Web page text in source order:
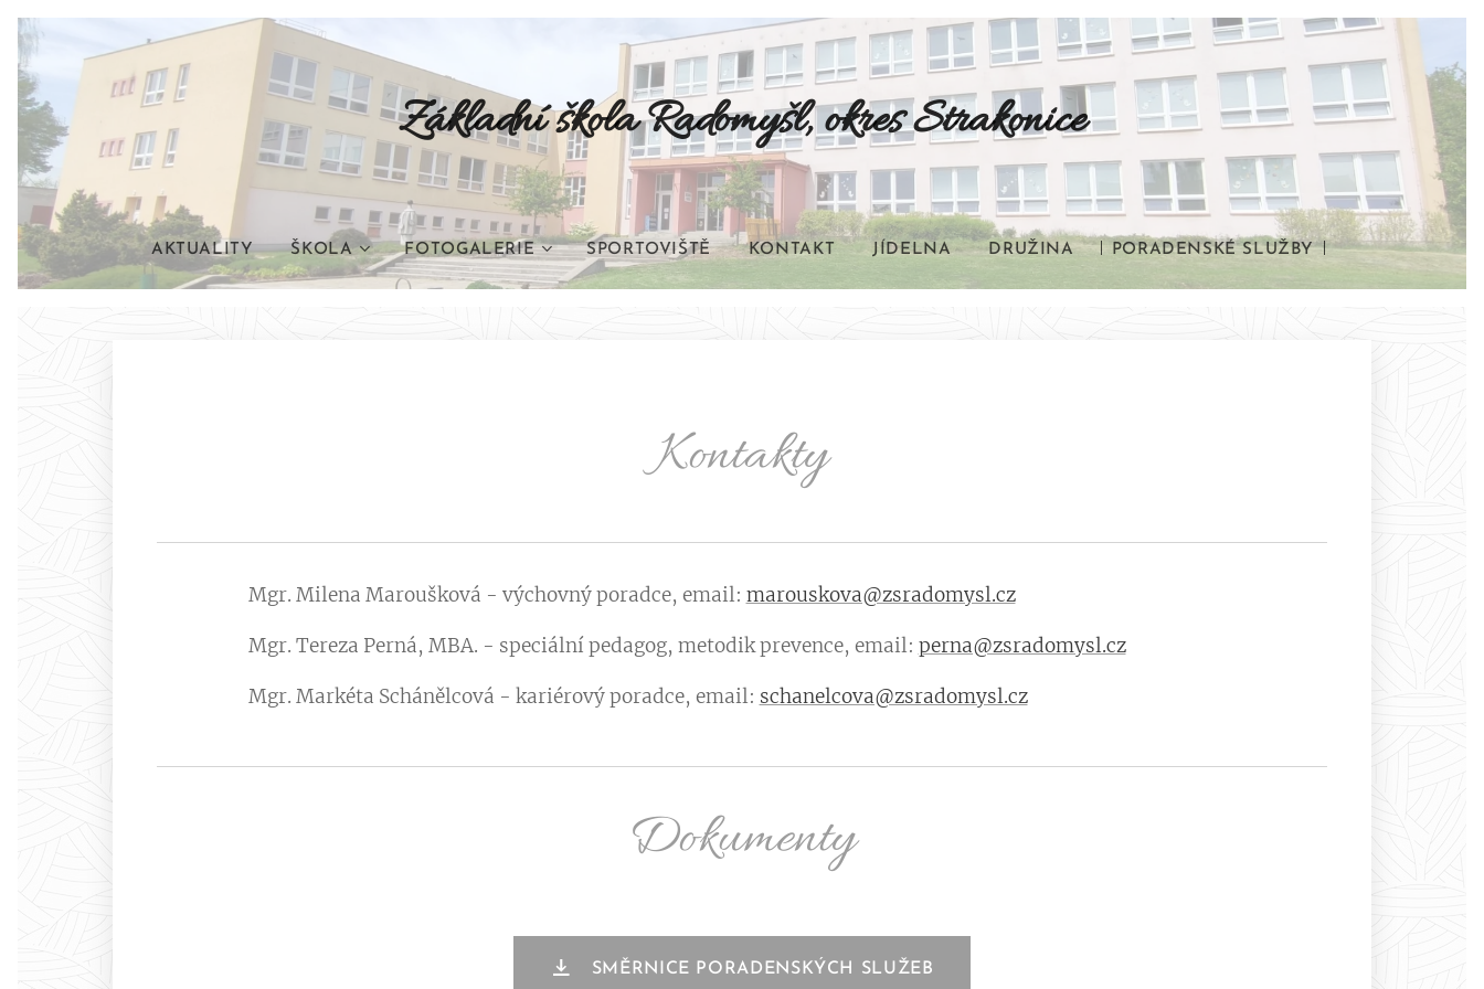
Základní škola Radomyšl, okres Strakonice
AKTUALITY ŠKOLA FOTOGALERIE SPORTOVIŠTĚ KONTAKT JÍDELNA DRUŽINA PORADENSKÉ SLUŽBY
Kontakty
Mgr. Milena Maroušková - výchovný poradce, email: marouskova@zsradomysl.cz
Mgr. Tereza Perná, MBA. - speciální pedagog, metodik prevence, email: perna@zsradomysl.cz
Mgr. Markéta Schánělcová - kariérový poradce, email: schanelcova@zsradomysl.cz
Dokumenty
SMĚRNICE PORADENSKÝCH SLUŽEB